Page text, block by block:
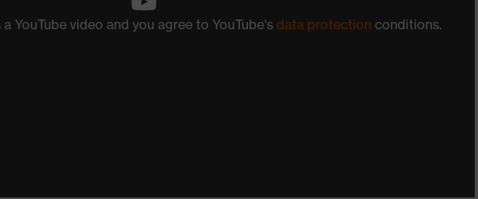
YouTube video and you agree to YouTube's data protection conditions.